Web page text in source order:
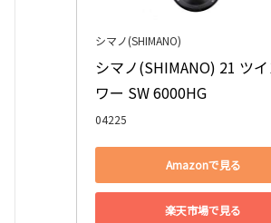
シマノ(SHIMANO)
シマノ(SHIMANO) 21 ツ
ワー SW 6000HG
04225
Amazonで見る
楽天市場で見る